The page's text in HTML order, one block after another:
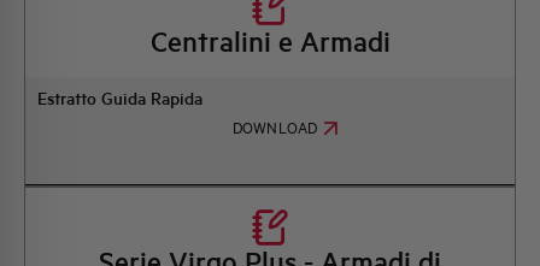
Centralini e Armadi
Estratto Guida Rapida
DOWNLOAD